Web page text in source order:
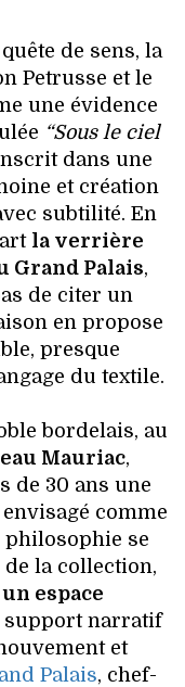
de sens, la
Petrusse et le
une évidence
“Sous le ciel
dans une
et création
subtilité. En
la verrière
Grand Palais,
de citer un
en propose
presque
du textile.
bordelais, au
Mauriac,
de 30 ans une
comme
se
la collection,
espace
support narratif
et
Palais, chef-